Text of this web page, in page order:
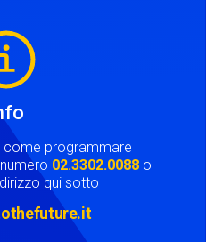
come programmare
02.3302.0088 o
qui sotto